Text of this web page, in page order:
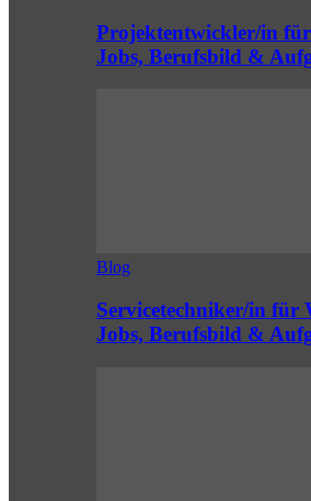
Projektentwickler/in
Jobs, Berufsbild &
Blog
Servicetechniker/in für
Jobs, Berufsbild &